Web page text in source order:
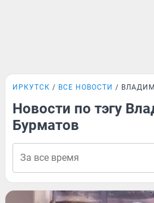
ИРКУТСК ВСЕ НОВОСТИ
Новости по тэгу
Бурматов